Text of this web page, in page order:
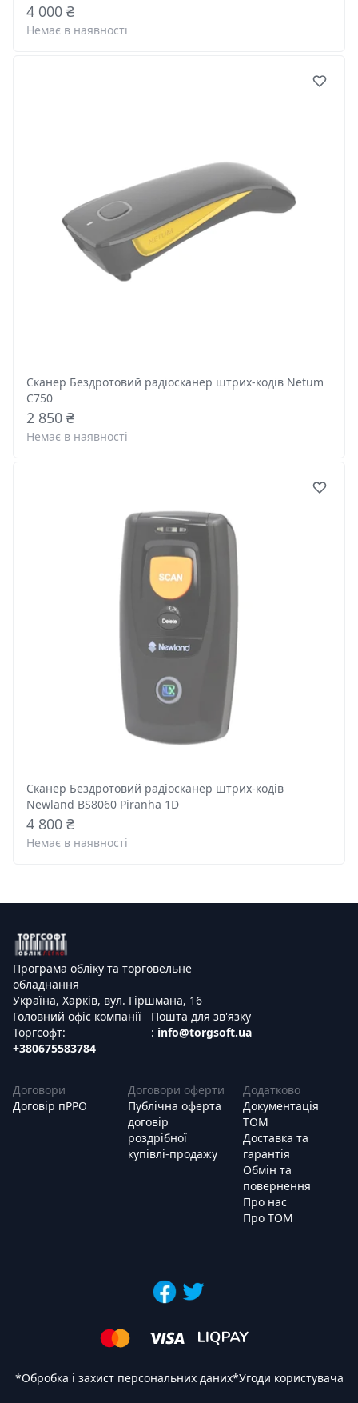
4 000 ₴
Немає в наявності
Сканер Бездротовий радіосканер штрих-кодів Netum
C750
2 850 ₴
Немає в наявності
Сканер Бездротовий радіосканер штрих-кодів
Newland BS8060 Piranha 1D
4 800 ₴
Немає в наявності
Програма обліку та торговельне
обладнання
Україна, Харків, вул. Гіршмана, 16
Головний офіс компанії
Торгсофт:
+380675583784
Пошта для зв'язку
: info@torgsoft.ua
Договори
Договір пРРО
Договори оферти
Публічна оферта
договір
роздрібної
купівлі-продажу
Додатково
Документація
ТОМ
Доставка та
гарантія
Обмін та
повернення
Про нас
Про ТОМ
*Обробка і захист персональних даних*Угоди користувача